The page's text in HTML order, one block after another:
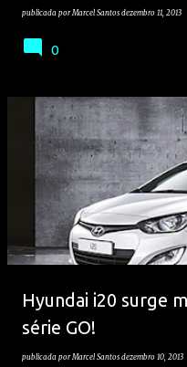
publicada porMarcel Santos dezembro 11, 2013
0
Hyundai i20 surge
série GO!
publicada porMarcel Santos dezembro 10, 2013